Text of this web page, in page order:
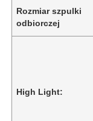
Rozmiar szpulki
odbiorczej
High Light: